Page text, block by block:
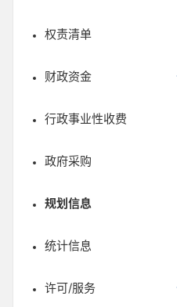
权责清单
财政资金
行政事业性收费
政府采购
规划信息
统计信息
许可/服务